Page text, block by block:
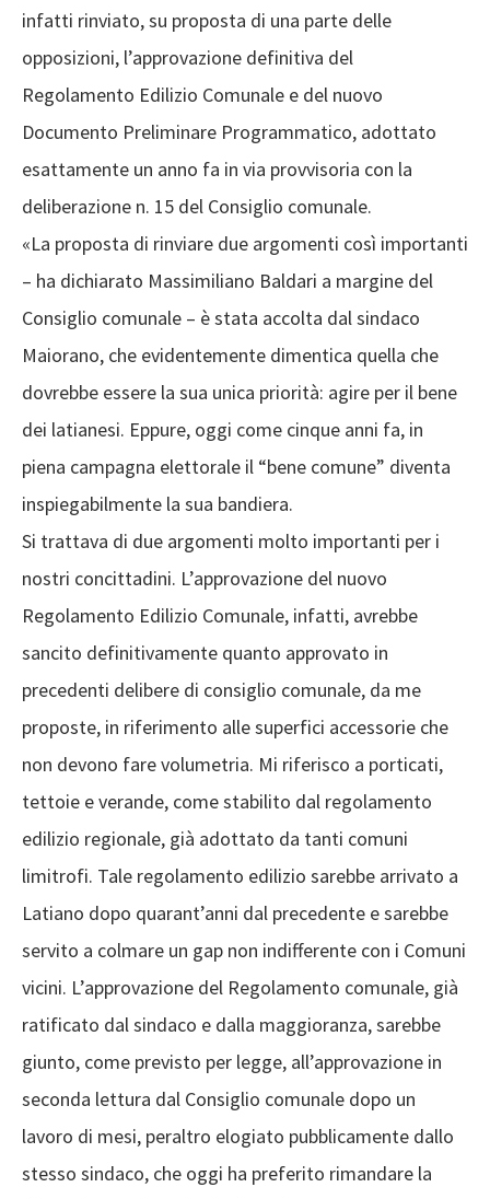
infatti rinviato, su proposta di una parte delle
opposizioni, l’approvazione definitiva del
Regolamento Edilizio Comunale e del nuovo
Documento Preliminare Programmatico, adottato
esattamente un anno fa in via provvisoria con la
deliberazione n. 15 del Consiglio comunale.
«La proposta di rinviare due argomenti così importanti
– ha dichiarato Massimiliano Baldari a margine del
Consiglio comunale – è stata accolta dal sindaco
Maiorano, che evidentemente dimentica quella che
dovrebbe essere la sua unica priorità: agire per il bene
dei latianesi. Eppure, oggi come cinque anni fa, in
piena campagna elettorale il “bene comune” diventa
inspiegabilmente la sua bandiera.
Si trattava di due argomenti molto importanti per i
nostri concittadini. L’approvazione del nuovo
Regolamento Edilizio Comunale, infatti, avrebbe
sancito definitivamente quanto approvato in
precedenti delibere di consiglio comunale, da me
proposte, in riferimento alle superfici accessorie che
non devono fare volumetria. Mi riferisco a porticati,
tettoie e verande, come stabilito dal regolamento
edilizio regionale, già adottato da tanti comuni
limitrofi. Tale regolamento edilizio sarebbe arrivato a
Latiano dopo quarant’anni dal precedente e sarebbe
servito a colmare un gap non indifferente con i Comuni
vicini. L’approvazione del Regolamento comunale, già
ratificato dal sindaco e dalla maggioranza, sarebbe
giunto, come previsto per legge, all’approvazione in
seconda lettura dal Consiglio comunale dopo un
lavoro di mesi, peraltro elogiato pubblicamente dallo
stesso sindaco, che oggi ha preferito rimandare la